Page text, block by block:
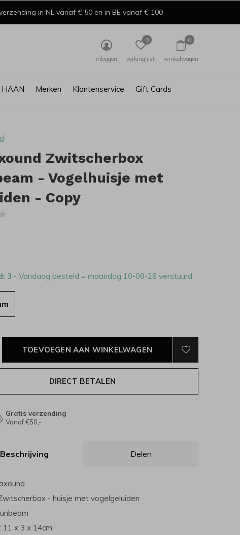
HAAN Merken Klantenservice Gift Cards
inloggen verlanglijst
0
winkelwagen
0
in NL vanaf € 50 en in BE vanaf € 100
Zwitscherbox
- Vogelhuisje met
- Copy
3 - Vandaag besteld = maandag 10-08-26 verstuurd
TOEVOEGEN AAN WINKELWAGEN
DIRECT BETALEN
Gratis verzending
Vanaf €50,-
Beschrijving Delen
- huisje met vogelgeluiden
x 3 x 14cm